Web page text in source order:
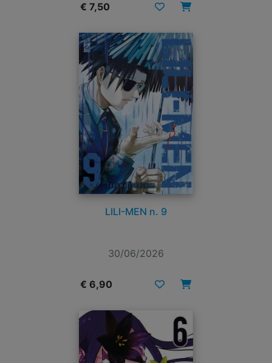
€ 7,50
LILI-MEN n. 9
30/06/2026
€ 6,90